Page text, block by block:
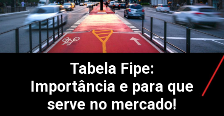
Tabela Fipe:
Importância e para que
serve no mercado!